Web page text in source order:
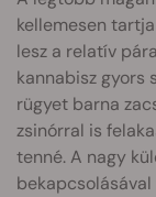
kellemesen
lesz a relatív
kannabisz gyors
rügyet barna
zsinórral is
tenné. A nagy